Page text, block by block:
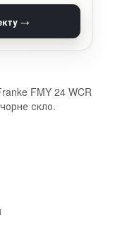
→
FMY 24 WCR
скло.